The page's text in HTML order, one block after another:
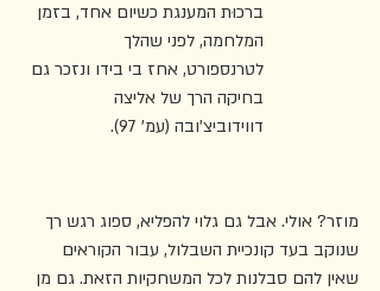
ברכוּת המענגת כשיום אחד, בזמן
המלחמה, לפני שהלך
לטרנספורט, אחז בי בידו ונזכר גם
בחיקה הרך של אליצה
דווידוביצ'ובה (עמ' 97).
מוזר? אולי. אבל גם גלוי להפליא, ספוג רגש רך
שנוקב בעד קונכיית השבלול, עבור הקוראים
שאין להם סבלנות לכל המשחקיות הזאת. גם מן